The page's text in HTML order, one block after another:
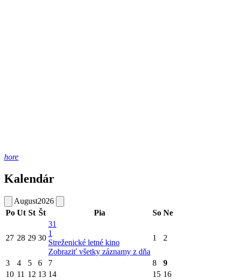
hore
Kalendár
August2026
Po Ut St Št Pia So Ne
27 28 29 30
31
1
Streženické letné kino
Zobraziť všetky záznamy z dňa
1 2
3 4 5 6 7 8
9
10 11 12 13 14 15 16